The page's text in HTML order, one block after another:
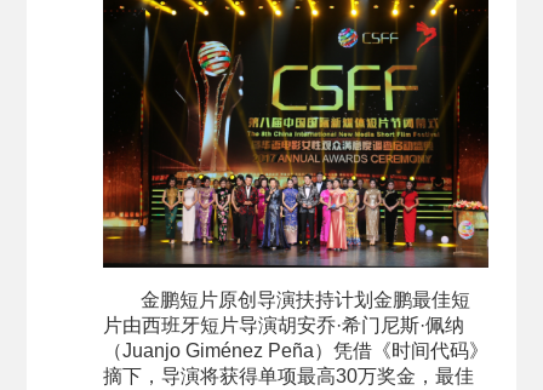
金鹏短片原创导演扶持计划金鹏最佳短
片由西班牙短片导演胡安乔·希门尼斯·佩纳
（Juanjo Giménez Peña）凭借《时间代码》
摘下，导演将获得单项最高30万奖金，最佳